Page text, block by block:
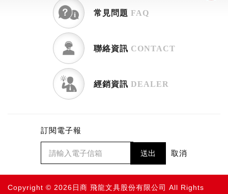
常見問題 FAQ
聯絡資訊 CONTACT
經銷資訊 DEALER
訂閱電子報
送出 取消
Copyright © 2026日商 飛龍文具股份有限公司 All Rights